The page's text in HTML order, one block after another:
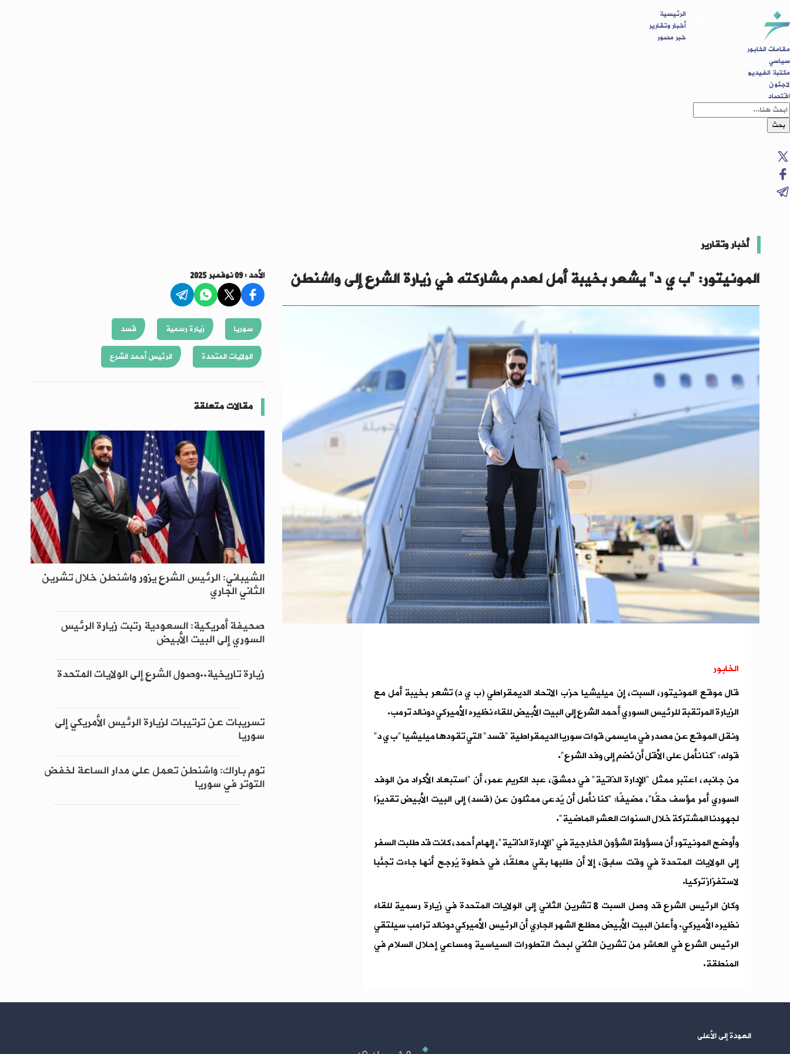
الرئيسية
أخبار وتقارير
خبر مصور
مقامات الخابور
سياسي
مكتبة الفيديو
لاجئون
اقتصاد
بحث
أخبار وتقارير
المونيتور: "ب ي د" يشعر بخيبة أمل لعدم مشاركته في زيارة الشرع إلى واشنطن
الخابور
قال موقع المونيتور، السبت، إن ميليشيا حزب الاتحاد الديمقراطي (ب ي د) تشعر بخيبة أمل مع
الزيارة المرتقبة للرئيس السوري أحمد الشرع إلى البيت الأبيض للقاء نظيره الأميركي دونالد ترمب.
ونقل الموقع عن مصدر في ما يسمى قوات سوريا الديمقراطية "قسد" التي تقودها ميليشيا "ب ي د"
قوله: "كنا نأمل على الأقل أن نُضم إلى وفد الشرع".
من جانبه، اعتبر ممثل "الإدارة الذاتية" في دمشق، عبد الكريم عمر، أن "استبعاد الأكراد من الوفد
السوري أمر مؤسف حقًا"، مضيفًا: "كنا نأمل أن يُدعى ممثلون عن (قسد) إلى البيت الأبيض تقديرًا
لجهودنا المشتركة خلال السنوات العشر الماضية".
وأوضح المونيتور أن مسؤولة الشؤون الخارجية في "الإدارة الذاتية"، إلهام أحمد، كانت قد طلبت السفر
إلى الولايات المتحدة في وقت سابق، إلا أن طلبها بقي معلقًا، في خطوة يُرجح أنها جاءت تجنّبًا
لاستفزاز تركيا.
وكان الرئيس الشرع قد وصل السبت 8 تشرين الثاني إلى الولايات المتحدة في زيارة رسمية للقاء
نظيره الأميركي. وأعلن البيت الأبيض مطلع الشهر الجاري أن الرئيس الأميركي دونالد ترامب سيلتقي
الرئيس الشرع في العاشر من تشرين الثاني لبحث التطورات السياسية ومساعي إحلال السلام في
المنطقة.
الأحد : 09 نوفمبر 2025
سوريا زيارة رسمية
قسد
الولايات المتحدة
الرئيس أحمد الشرع
مقالات متعلقة
الشيباني: الرئيس الشرع يزور واشنطن خلال تشرين
الثاني الجاري
صحيفة أمريكية: السعودية رتبت زيارة الرئيس
السوري إلى البيت الأبيض
زيارة تاريخية..وصول الشرع إلى الولايات المتحدة
تسريبات عن ترتيبات لزيارة الرئيس الأمريكي إلى
سوريا
توم باراك: واشنطن تعمل على مدار الساعة لخفض
التوتر في سوريا
العودة إلى الأعلى